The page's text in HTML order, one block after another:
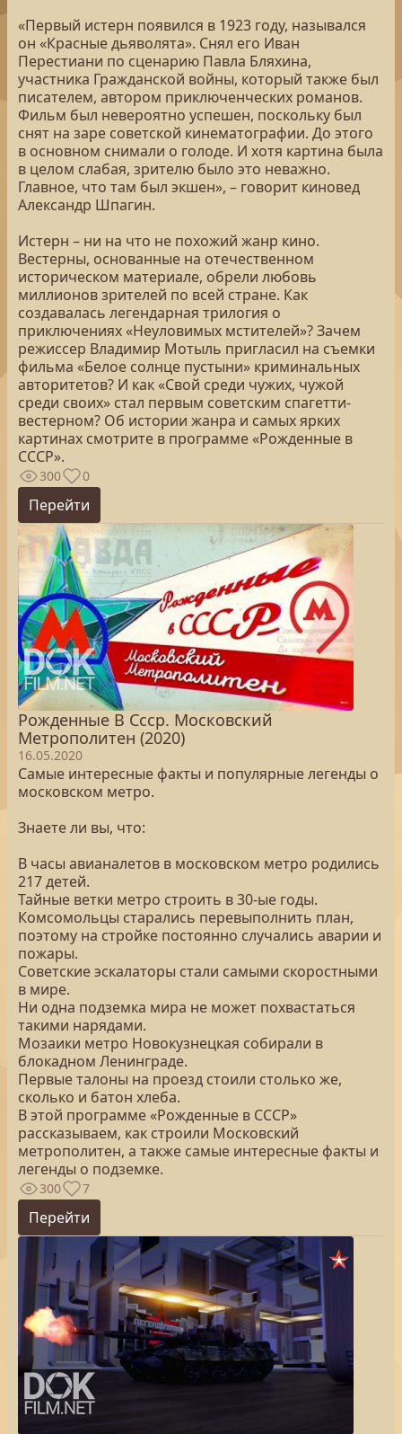
«Первый истерн появился в 1923 году, назывался
он «Красные дьяволята». Снял его Иван
Перестиани по сценарию Павла Бляхина,
участника Гражданской войны, который также был
писателем, автором приключенческих романов.
Фильм был невероятно успешен, поскольку был
снят на заре советской кинематографии. До этого
в основном снимали о голоде. И хотя картина была
в целом слабая, зрителю было это неважно.
Главное, что там был экшен», – говорит киновед
Александр Шпагин.
Истерн – ни на что не похожий жанр кино.
Вестерны, основанные на отечественном
историческом материале, обрели любовь
миллионов зрителей по всей стране. Как
создавалась легендарная трилогия о
приключениях «Неуловимых мстителей»? Зачем
режиссер Владимир Мотыль пригласил на съемки
фильма «Белое солнце пустыни» криминальных
авторитетов? И как «Свой среди чужих, чужой
среди своих» стал первым советским спагетти-
вестерном? Об истории жанра и самых ярких
картинах смотрите в программе «Рожденные в
СССР».
300 0
Перейти
Рожденные В Ссср. Московский
Метрополитен (2020)
16.05.2020
Самые интересные факты и популярные легенды о
московском метро.
Знаете ли вы, что:
В часы авианалетов в московском метро родились
217 детей.
Тайные ветки метро строить в 30-ые годы.
Комсомольцы старались перевыполнить план,
поэтому на стройке постоянно случались аварии и
пожары.
Советские эскалаторы стали самыми скоростными
в мире.
Ни одна подземка мира не может похвастаться
такими нарядами.
Мозаики метро Новокузнецкая собирали в
блокадном Ленинграде.
Первые талоны на проезд стоили столько же,
сколько и батон хлеба.
В этой программе «Рожденные в СССР»
рассказываем, как строили Московский
метрополитен, а также самые интересные факты и
легенды о подземке.
300 7
Перейти